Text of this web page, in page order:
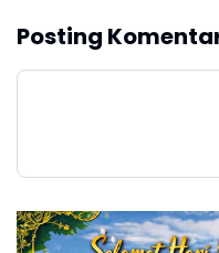
Posting